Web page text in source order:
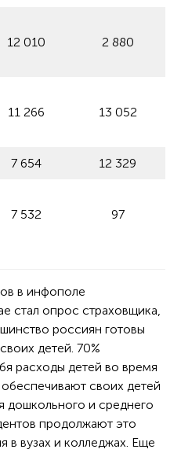
12 010 2 880
11 266 13 052
7 654 12 329
7 532 97
в инфополе
стал опрос страховщика,
россиян готовы
детей. 70%
расходы детей во время
своих детей
дошкольного и среднего
продолжают это
в вузах и колледжах. Еще